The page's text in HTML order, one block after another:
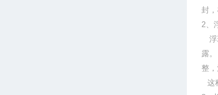
封
2、
浮
露
整
这